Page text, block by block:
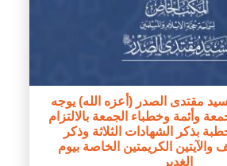
مقتدى الصدر (أعزه الله) يوجه
وأئمة وخطباء الجمعة بالالتزام
بذكر الشهادات الثلاثة وذكر
والآيتين الكريمتين الخاصة بيوم
الغدير